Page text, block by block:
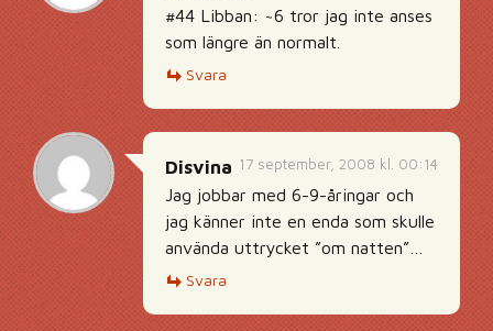
#44 Libban: ~6 tror jag inte anses
som längre än normalt.
Svara
17 september, 2008 kl. 00:14
Disvina
Jag jobbar med 6-9-åringar och
jag känner inte en enda som skulle
använda uttrycket ”om natten”…
Svara